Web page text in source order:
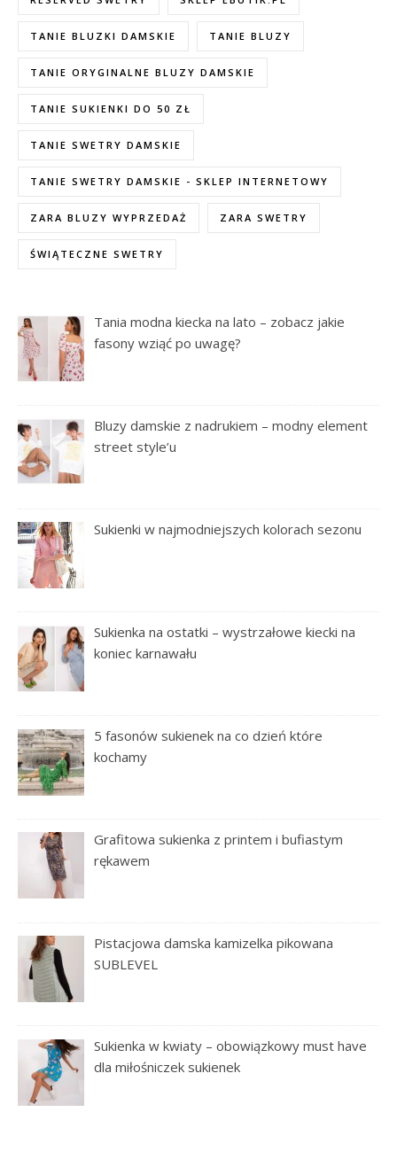
TANIE BLUZKI DAMSKIE TANIE BLUZY
TANIE ORYGINALNE BLUZY DAMSKIE
TANIE SUKIENKI DO 50 ZŁ
TANIE SWETRY DAMSKIE
TANIE SWETRY DAMSKIE - SKLEP INTERNETOWY
ZARA BLUZY WYPRZEDAŻ ZARA SWETRY
ŚWIĄTECZNE SWETRY
Tania modna kiecka na lato – zobacz jakie
fasony wziąć po uwagę?
Bluzy damskie z nadrukiem – modny element
street style’u
Sukienki w najmodniejszych kolorach sezonu
Sukienka na ostatki – wystrzałowe kiecki na
koniec karnawału
5 fasonów sukienek na co dzień które
kochamy
Grafitowa sukienka z printem i bufiastym
rękawem
Pistacjowa damska kamizelka pikowana
SUBLEVEL
Sukienka w kwiaty – obowiązkowy must have
dla miłośniczek sukienek